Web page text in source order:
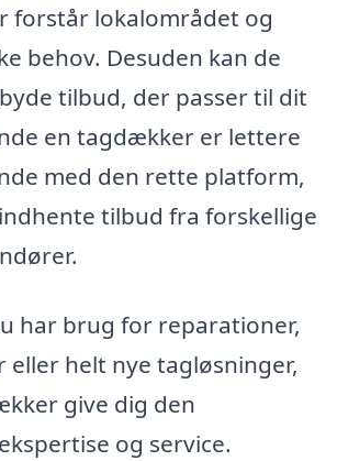
forstår lokalområdet og
behov. Desuden kan de
tilbud, der passer til dit
en tagdækker er lettere
med den rette platform,
tilbud fra forskellige
har brug for reparationer,
eller helt nye tagløsninger,
give dig den
og service.